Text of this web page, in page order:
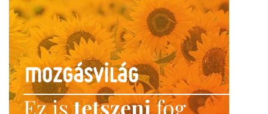
Ez istetszenifog